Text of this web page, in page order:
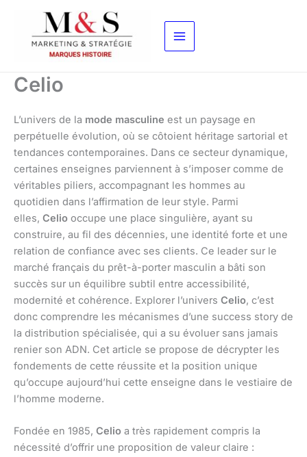
contenu
Celio
L’univers de la mode masculine est un paysage en
perpétuelle évolution, où se côtoient héritage sartorial et
tendances contemporaines. Dans ce secteur dynamique,
certaines enseignes parviennent à s’imposer comme de
véritables piliers, accompagnant les hommes au
quotidien dans l’affirmation de leur style. Parmi
elles, Celio occupe une place singulière, ayant su
construire, au fil des décennies, une identité forte et une
relation de confiance avec ses clients. Ce leader sur le
marché français du prêt-à-porter masculin a bâti son
succès sur un équilibre subtil entre accessibilité,
modernité et cohérence. Explorer l’univers Celio, c’est
donc comprendre les mécanismes d’une success story de
la distribution spécialisée, qui a su évoluer sans jamais
renier son ADN. Cet article se propose de décrypter les
fondements de cette réussite et la position unique
qu’occupe aujourd’hui cette enseigne dans le vestiaire de
l’homme moderne.
Fondée en 1985, Celio a très rapidement compris la
nécessité d’offrir une proposition de valeur claire :